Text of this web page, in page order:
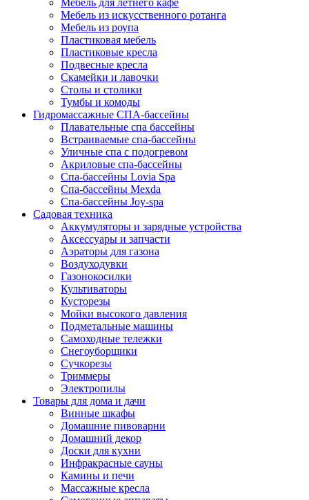
Мебель для летнего кафе
Мебель из искусственного ротанга
Мебель из роупа
Пластиковая мебель
Пластиковые кресла
Подвесные кресла
Скамейки и лавочки
Столы и столики
Тумбы и комоды
Гидромассажные СПА-бассейны
Плавательные спа бассейны
Встраиваемые спа-бассейны
Уличные спа с подогревом
Акриловые спа-бассейны
Спа-бассейны Lovia Spa
Спа-бассейны Mexda
Спа-бассейны Joy-spa
Садовая техника
Аккумуляторы и зарядные устройства
Аксессуары и запчасти
Аэраторы для газона
Воздуходувки
Газонокосилки
Культиваторы
Кусторезы
Мойки высокого давления
Подметальные машины
Самоходные тележки
Снегоуборщики
Сучкорезы
Триммеры
Электропилы
Товары для дома и дачи
Винные шкафы
Домашние пивоварни
Домашний декор
Доски для кухни
Инфракрасные сауны
Камины и печи
Массажные кресла